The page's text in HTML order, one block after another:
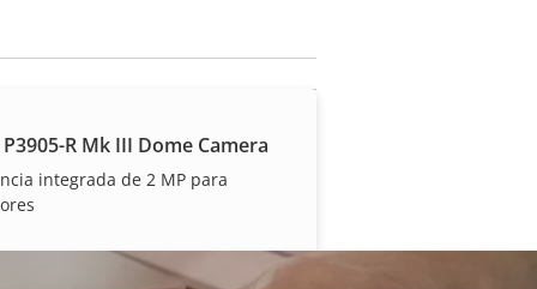
P3905-R Mk III Dome Camera
integrada de 2 MP para